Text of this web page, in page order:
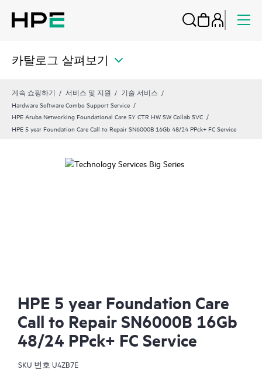
카탈로그 살펴보기
계속 쇼핑하기 서비스 및 지원
기술 서비스
Hardware Software Combo Support Service
HPE Aruba Networking Foundational Care 5Y CTR HW SW Collab SVC
HPE 5 year Foundation Care Call to Repair SN6000B 16Gb 48/24 PPck+ FC Service
HPE 5 year Foundation Care
Call to Repair SN6000B 16Gb
48/24 PPck+ FC Service
SKU 번호 U4ZB7E